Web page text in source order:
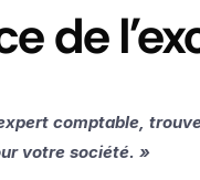
de
comptable,
votre société. »